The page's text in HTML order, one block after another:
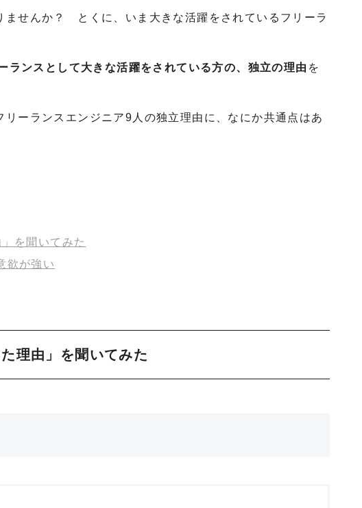
ませんか？ とくに、いま大きな活躍をされているフリーラ
ランスとして大きな活躍をされている方の、独立の理由 を
リーランスエンジニア9人の独立理由に、なにか共通点はあ
を聞いてみた
欲が強い
理由」を聞いてみた